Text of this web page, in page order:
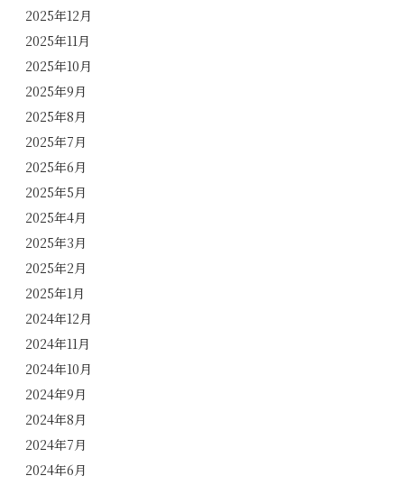
2025年12月
2025年11月
2025年10月
2025年9月
2025年8月
2025年7月
2025年6月
2025年5月
2025年4月
2025年3月
2025年2月
2025年1月
2024年12月
2024年11月
2024年10月
2024年9月
2024年8月
2024年7月
2024年6月